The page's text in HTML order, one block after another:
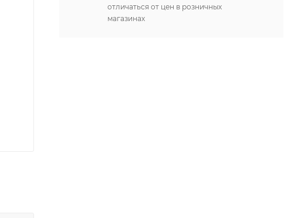
отличаться от цен в розничных
магазинах